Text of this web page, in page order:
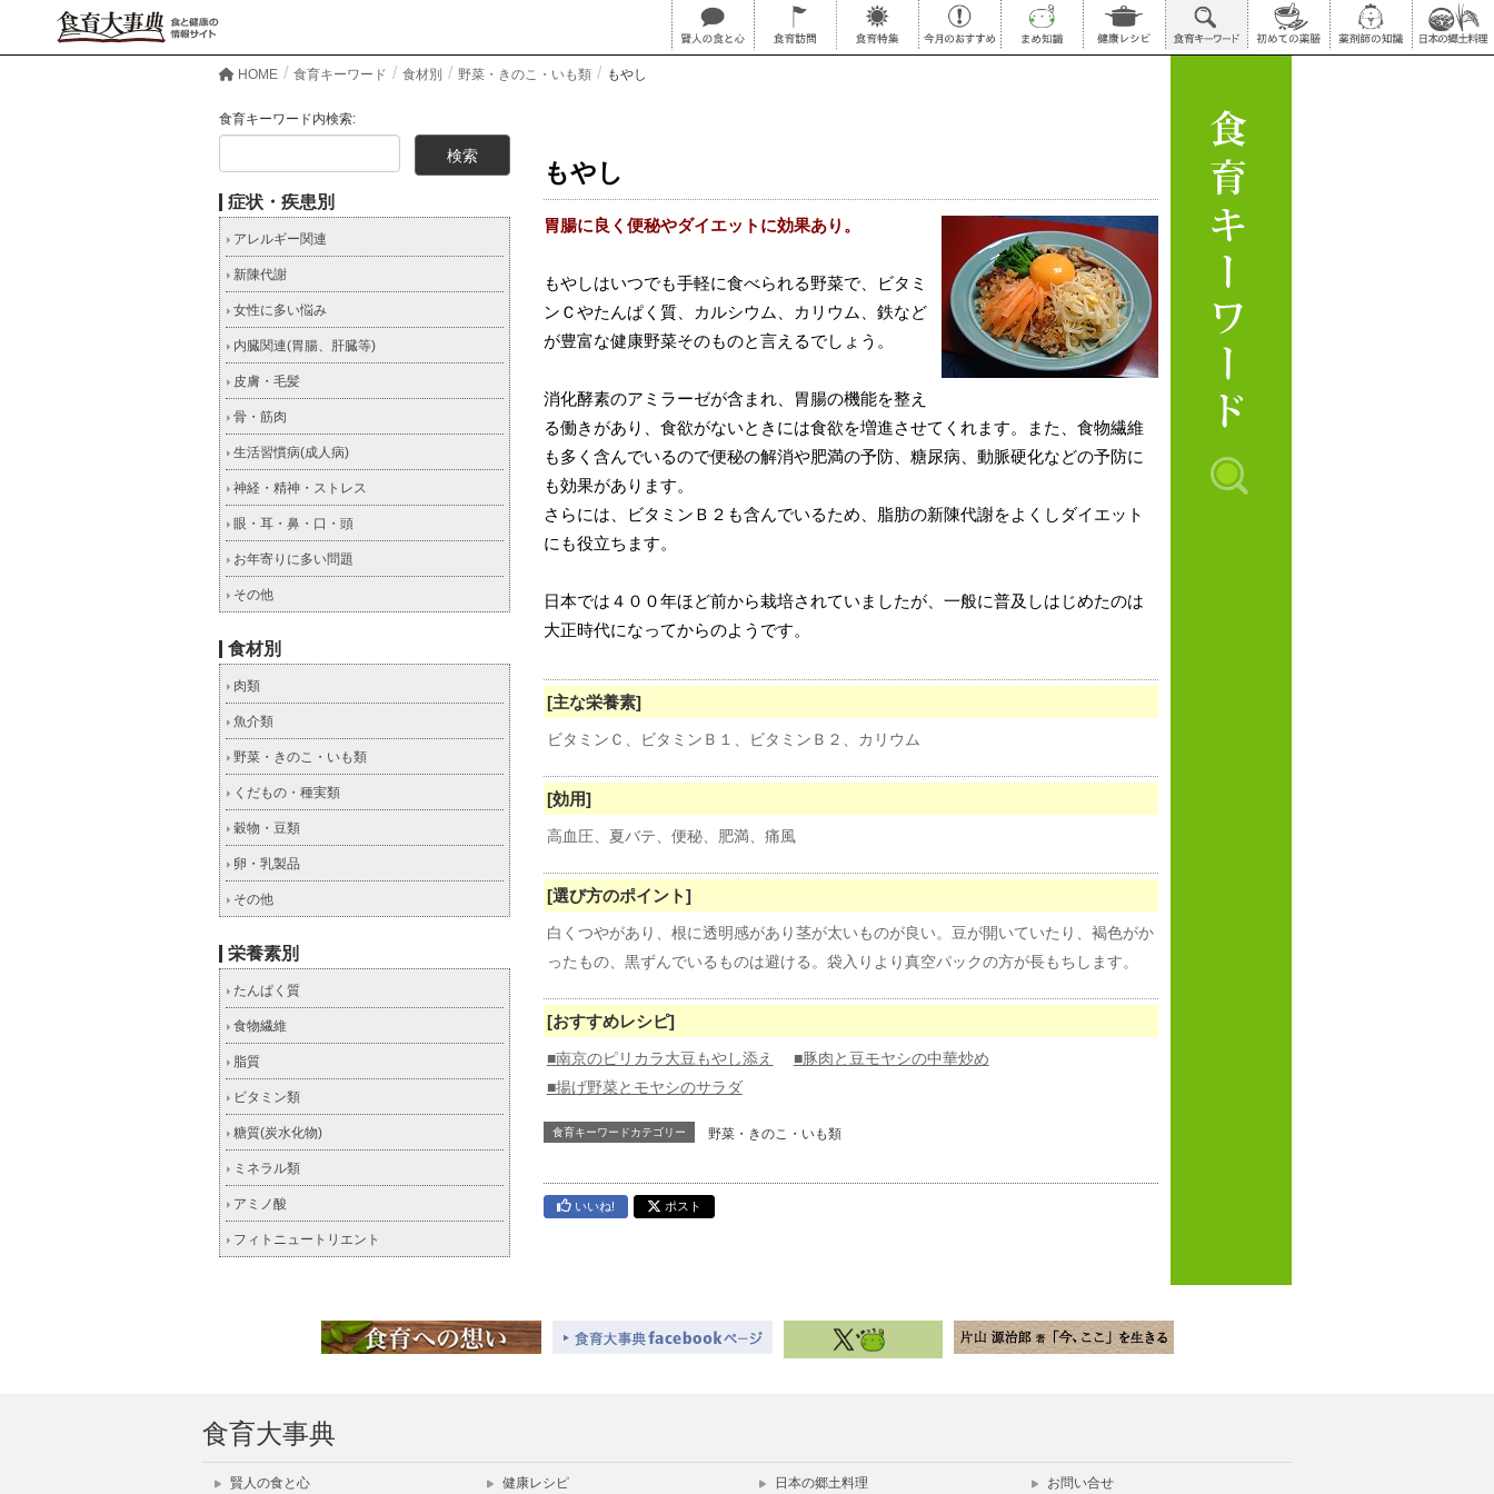
HOME 食育キーワード 食材別 野菜・きのこ・いも類 もやし
もやし
胃腸に良く便秘やダイエットに効果あり。
もやしはいつでも手軽に食べられる野菜で、
ビタミ
ンＣやたんぱく質、 カルシウム 、カリウム、 鉄など
が豊富な健康野菜そのものと言えるでしょう。
消化酵素のアミラーゼが含まれ、胃腸の機能を整え
る働きがあり、食欲がないときには食欲を増進させてくれます。また、 食物繊維
も多く含んでいるので便秘の解消や肥満の予防、 糖尿病 動脈硬化などの予防に
も効果があります。
さらには、
ビタミンＢ２ も含んでいるため、脂肪の新陳代謝をよくしダイエット
にも役立ちます。
日本では４００年ほど前から栽培されていましたが、一般に普及しはじめたのは
大正時代になってからのようです。
[主な栄養素]
ビタミンＣ、ビタミンＢ１、ビタミンＢ２、カリウム
[効用]
高血圧、夏バテ、便秘、肥満、痛風
[選び方のポイント]
白くつやがあり、根に透明感があり茎が太いものが良い。豆が開いていたり、褐色がか
ったもの、黒ずんでいるものは避ける。袋入りより真空パックの方が長もちします。
[おすすめレシピ]
■南京のピリカラ大豆もやし添え
■豚肉と豆モヤシの中華炒め
■揚げ野菜とモヤシのサラダ
食育キーワードカテゴリー 野菜・きのこ・いも類
いいね! ポスト
食育キーワード内検索:
症状・疾患別
アレルギー関連
新陳代謝
女性に多い悩み
内臓関連(胃腸、肝臓等)
皮膚・毛髪
骨・筋肉
生活習慣病(成人病)
神経・精神・ストレス
眼・耳・鼻・口・頭
お年寄りに多い問題
その他
食材別
肉類
魚介類
野菜・きのこ・いも類
くだもの・種実類
穀物・豆類
卵・乳製品
その他
栄養素別
たんぱく質
食物繊維
脂質
ビタミン類
糖質(炭水化物)
ミネラル類
アミノ酸
フィトニュートリエント
食育大事典
賢人の食と心 健康レシピ 日本の郷土料理 お問い合せ